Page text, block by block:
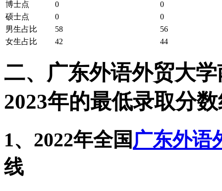
博士点 0
0
硕士点
0
0
男生占比
58
56
女生占比
42 44
二、广东外语外贸大
2023年的最低录取分
1、2022年全国 广东外语
线